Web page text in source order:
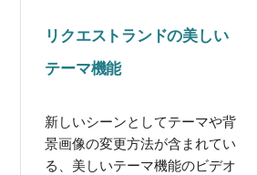
リクエストランドの美しい
テーマ機能
新しいシーンとしてテーマや背
景画像の変更方法が含まれてい
る、美しいテーマ機能のビデオ